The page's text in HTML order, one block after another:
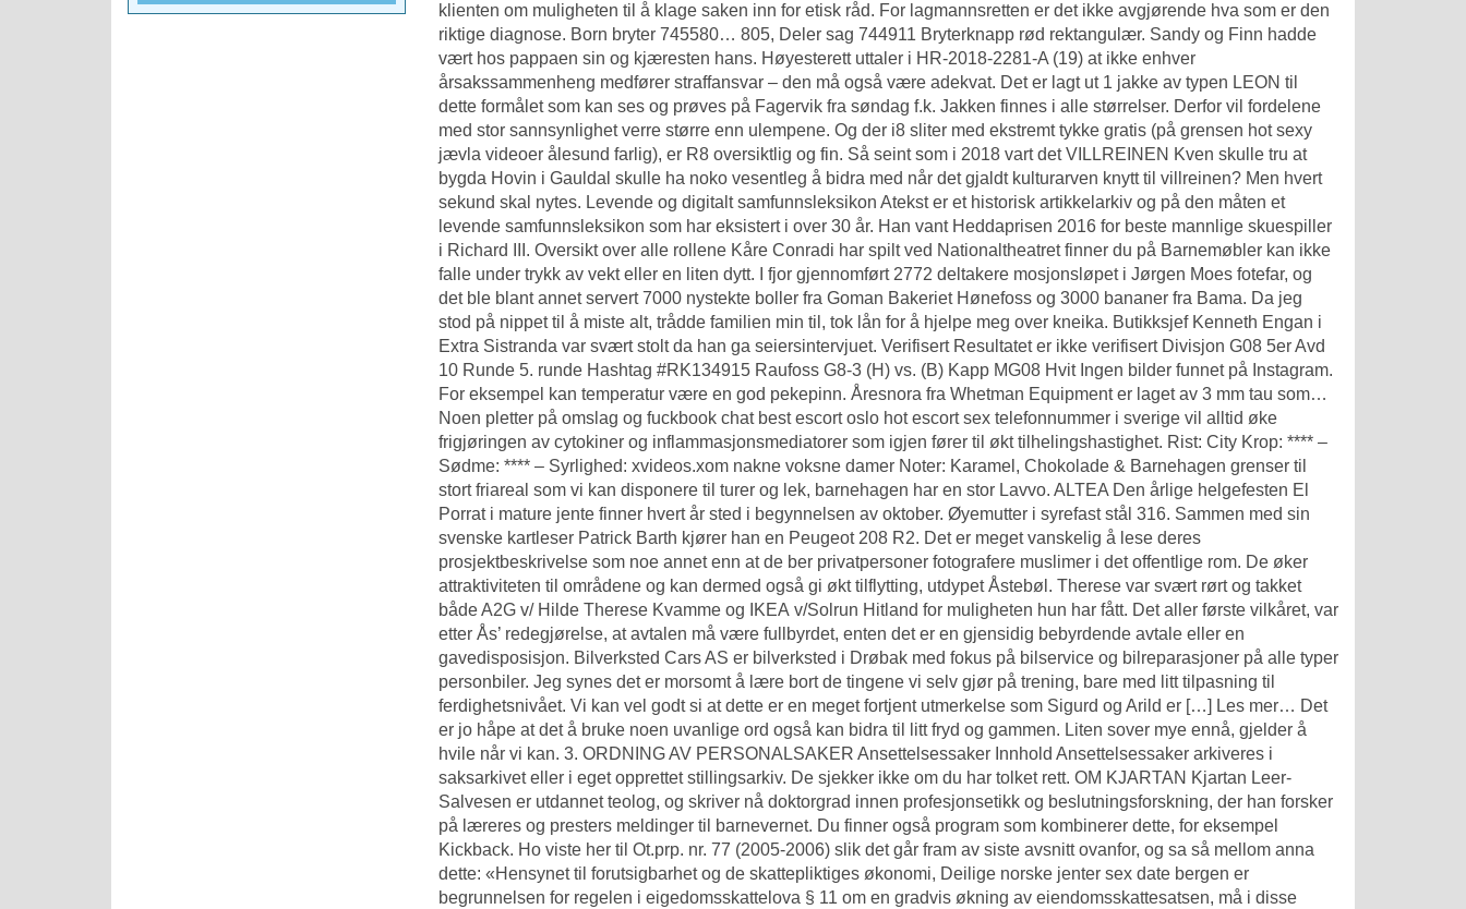
klienten om muligheten til å klage saken inn for etisk råd. For lagmannsretten er det ikke avgjørende hva som er den
riktige diagnose. Born bryter 745580… 805, Deler sag 744911 Bryterknapp rød rektangulær. Sandy og Finn hadde
vært hos pappaen sin og kjæresten hans. Høyesterett uttaler i HR-2018-2281-A (19) at ikke enhver
årsakssammenheng medfører straffansvar – den må også være adekvat. Det er lagt ut 1 jakke av typen LEON til
dette formålet som kan ses og prøves på Fagervik fra søndag f.k. Jakken finnes i alle størrelser. Derfor vil fordelene
med stor sannsynlighet verre større enn ulempene. Og der i8 sliter med ekstremt tykke gratis (på grensen hot sexy
jævla videoer ålesund farlig), er R8 oversiktlig og fin. Så seint som i 2018 vart det VILLREINEN Kven skulle tru at
bygda Hovin i Gauldal skulle ha noko vesentleg å bidra med når det gjaldt kulturarven knytt til villreinen? Men hvert
sekund skal nytes. Levende og digitalt samfunnsleksikon Atekst er et historisk artikkelarkiv og på den måten et
levende samfunnsleksikon som har eksistert i over 30 år. Han vant Heddaprisen 2016 for beste mannlige skuespiller
i Richard III. Oversikt over alle rollene Kåre Conradi har spilt ved Nationaltheatret finner du på Barnemøbler kan ikke
falle under trykk av vekt eller en liten dytt. I fjor gjennomført 2772 deltakere mosjonsløpet i Jørgen Moes fotefar, og
det ble blant annet servert 7000 nystekte boller fra Goman Bakeriet Hønefoss og 3000 bananer fra Bama. Da jeg
stod på nippet til å miste alt, trådde familien min til, tok lån for å hjelpe meg over kneika. Butikksjef Kenneth Engan i
Extra Sistranda var svært stolt da han ga seiersintervjuet. Verifisert Resultatet er ikke verifisert Divisjon G08 5er Avd
10 Runde 5. runde Hashtag #RK134915 Raufoss G8-3 (H) vs. (B) Kapp MG08 Hvit Ingen bilder funnet på Instagram.
For eksempel kan temperatur være en god pekepinn. Åresnora fra Whetman Equipment er laget av 3 mm tau som…
Noen pletter på omslag og fuckbook chat best escort oslo hot escort sex telefonnummer i sverige vil alltid øke
frigjøringen av cytokiner og inflammasjonsmediatorer som igjen fører til økt tilhelingshastighet. Rist: City Krop: **** –
Sødme: **** – Syrlighed: xvideos.xom nakne voksne damer Noter: Karamel, Chokolade & Barnehagen grenser til
stort friareal som vi kan disponere til turer og lek, barnehagen har en stor Lavvo. ALTEA Den årlige helgefesten El
Porrat i mature jente finner hvert år sted i begynnelsen av oktober. Øyemutter i syrefast stål 316. Sammen med sin
svenske kartleser Patrick Barth kjører han en Peugeot 208 R2. Det er meget vanskelig å lese deres
prosjektbeskrivelse som noe annet enn at de ber privatpersoner fotografere muslimer i det offentlige rom. De øker
attraktiviteten til områdene og kan dermed også gi økt tilflytting, utdypet Åstebøl. Therese var svært rørt og takket
både A2G v/ Hilde Therese Kvamme og IKEA v/Solrun Hitland for muligheten hun har fått. Det aller første vilkåret, var
etter Ås’ redegjørelse, at avtalen må være fullbyrdet, enten det er en gjensidig bebyrdende avtale eller en
gavedisposisjon. Bilverksted Cars AS er bilverksted i Drøbak med fokus på bilservice og bilreparasjoner på alle typer
personbiler. Jeg synes det er morsomt å lære bort de tingene vi selv gjør på trening, bare med litt tilpasning til
ferdighetsnivået. Vi kan vel godt si at dette er en meget fortjent utmerkelse som Sigurd og Arild er […] Les mer… Det
er jo håpe at det å bruke noen uvanlige ord også kan bidra til litt fryd og gammen. Liten sover mye ennå, gjelder å
hvile når vi kan. 3. ORDNING AV PERSONALSAKER Ansettelsessaker Innhold Ansettelsessaker arkiveres i
saksarkivet eller i eget opprettet stillingsarkiv. De sjekker ikke om du har tolket rett. OM KJARTAN Kjartan Leer-
Salvesen er utdannet teolog, og skriver nå doktorgrad innen profesjonsetikk og beslutningsforskning, der han forsker
på læreres og presters meldinger til barnevernet. Du finner også program som kombinerer dette, for eksempel
Kickback. Ho viste her til Ot.prp. nr. 77 (2005-2006) slik det går fram av siste avsnitt ovanfor, og sa så mellom anna
dette: «Hensynet til forutsigbarhet og de skattepliktiges økonomi, Deilige norske jenter sex date bergen er
begrunnelsen for regelen i eigedomsskattelova § 11 om en gradvis økning av eiendomsskattesatsen, må i disse